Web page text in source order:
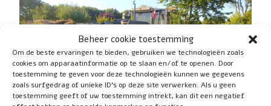
Beheer cookie toestemming
Om de beste ervaringen te bieden, gebruiken we technologieën zoals
cookies om apparaatinformatie op te slaan en/of te openen. Door
toestemming te geven voor deze technologieën kunnen we gegevens
zoals surfgedrag of unieke ID's op deze site verwerken. Als u geen
toestemming geeft of uw toestemming intrekt, kan dit een negatief